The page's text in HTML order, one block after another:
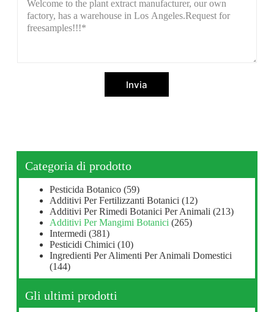
Invia
Categoria di prodotto
Pesticida Botanico (59)
Additivi Per Fertilizzanti Botanici (12)
Additivi Per Rimedi Botanici Per Animali (213)
Additivi Per Mangimi Botanici (265)
Intermedi (381)
Pesticidi Chimici (10)
Ingredienti Per Alimenti Per Animali Domestici
(144)
Gli ultimi prodotti